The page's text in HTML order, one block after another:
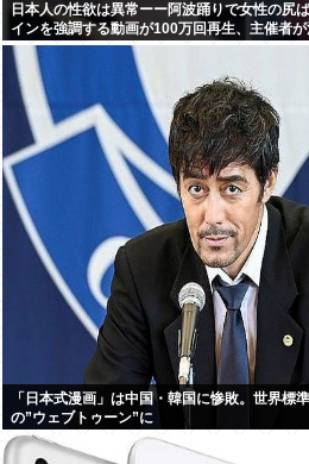
日本人の性欲は異常ーー阿波踊りで女性の尻
インを強調する動画が100万回再生、主催者
「日本式漫画」は中国・韓国に惨敗。世界標
の”ウェブトゥーン”に